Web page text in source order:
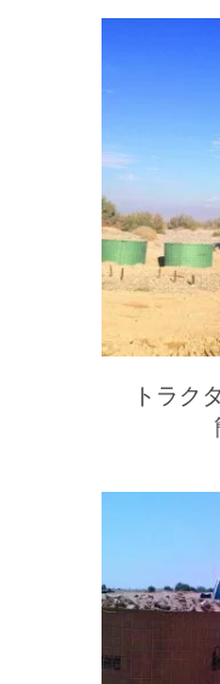
トラク